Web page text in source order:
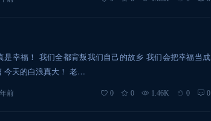
幸福！ 我们全都背叛我们自己的故乡 我们会把幸福当成
今天的白浪真大！ 老…
前 0 0 1.46K 0 0